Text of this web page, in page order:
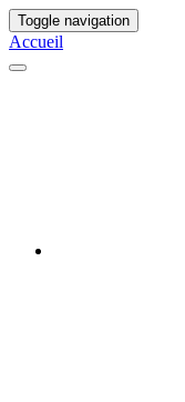
Toggle navigation
Accueil